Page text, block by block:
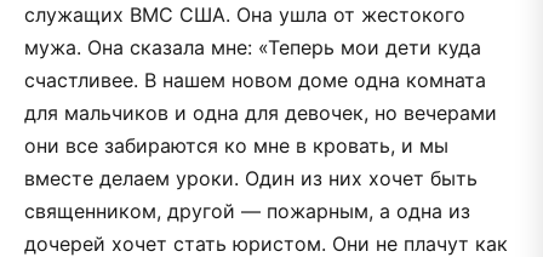
служащих ВМС США. Она ушла от жестокого
мужа. Она сказала мне: «Теперь мои дети куда
счастливее. В нашем новом доме одна комната
для мальчиков и одна для девочек, но вечерами
они все забираются ко мне в кровать, и мы
вместе делаем уроки. Один из них хочет быть
священником, другой — пожарным, а одна из
дочерей хочет стать юристом. Они не плачут как